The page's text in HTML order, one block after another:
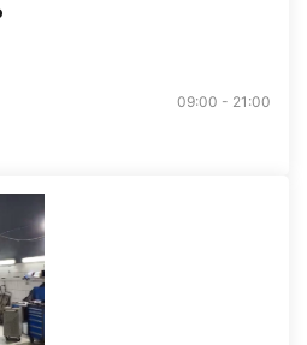
09:00 - 21:00